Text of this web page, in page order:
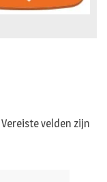
Vereiste velden zijn